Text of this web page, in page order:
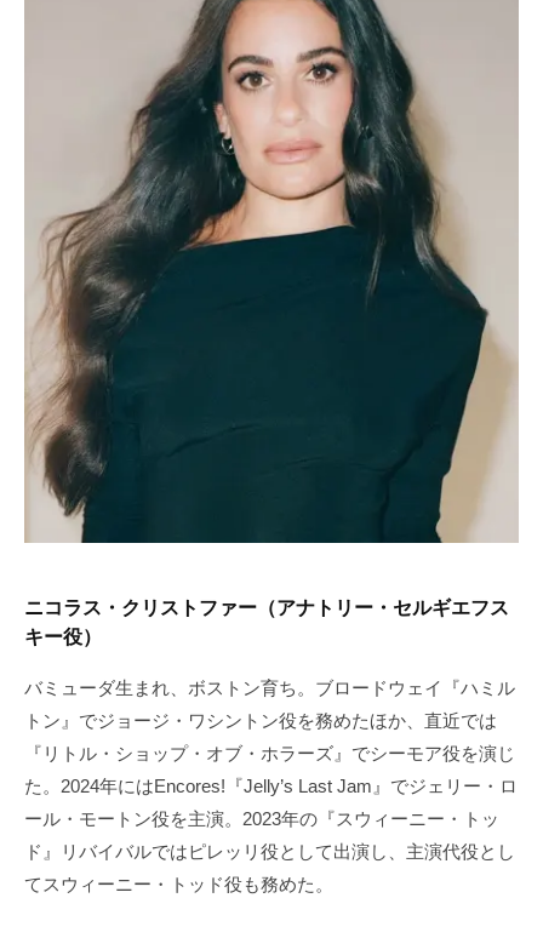
ニコラス・クリストファー（アナトリー・セルギエフス
キー役）
バミューダ生まれ、ボストン育ち。ブロードウェイ『ハミル
トン』でジョージ・ワシントン役を務めたほか、直近では
『リトル・ショップ・オブ・ホラーズ』でシーモア役を演じ
た。2024年にはEncores!『Jelly’s Last Jam』でジェリー・ロ
ール・モートン役を主演。2023年の『スウィーニー・トッ
ド』リバイバルではピレッリ役として出演し、主演代役とし
てスウィーニー・トッド役も務めた。